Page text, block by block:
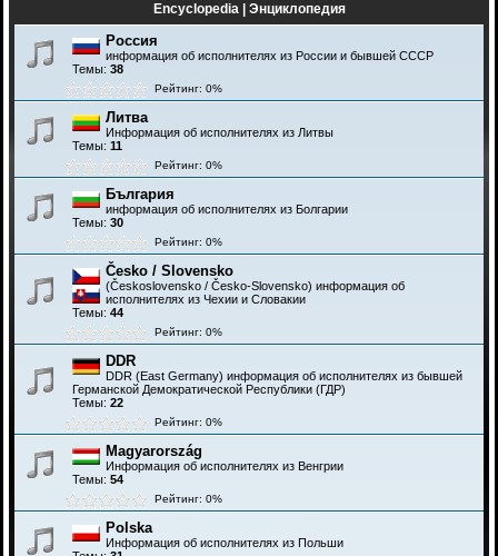
Encyclopedia | Энциклопедия
Россия
информация об исполнителях из России и бывшей СССР
Темы: 38
Рейтинг: 0%
Литва
Информация об исполнителях из Литвы
Темы: 11
Рейтинг: 0%
България
информация об исполнителях из Болгарии
Темы: 30
Рейтинг: 0%
Česko / Slovensko
(Československo / Česko-Slovensko) информация об
исполнителях из Чехии и Словакии
Темы: 44
Рейтинг: 0%
DDR
DDR (East Germany) информация об исполнителях из бывшей
Германской Демократической Республики (ГДР)
Темы: 22
Рейтинг: 0%
Magyarország
Информация об исполнителях из Венгрии
Темы: 54
Рейтинг: 0%
Polska
Информация об исполнителях из Польши